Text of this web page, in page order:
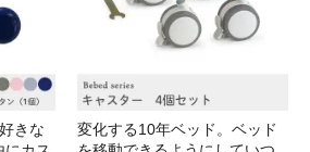
きな
変化する10年ベッド。ベッド